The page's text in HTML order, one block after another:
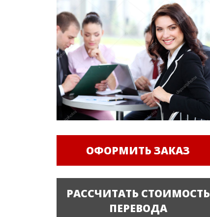
ОФОРМИТЬ ЗАКАЗ
РАССЧИТАТЬ СТОИМОСТЬ
ПЕРЕВОДА